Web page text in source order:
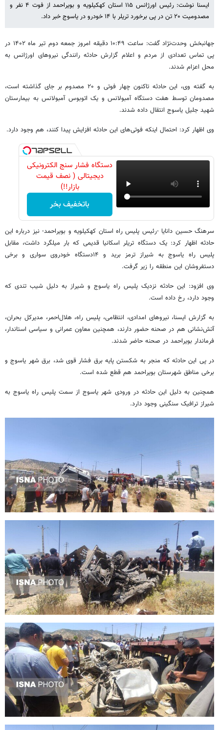
ایسنا نوشت: رئیس اورژانس ۱۱۵ استان کهکیلویه و بویراحمد از فوت ۴ نفر و
مصدومیت ۲۰ تن در پی برخورد تریلر با ۱۴ خودرو در یاسوج خبر داد.
جهانبخش وحدت‌نژاد گفت: ساعت ۱۰:۴۹ دقیقه امروز جمعه دوم تیر ماه ۱۴۰۲ در
پی تماس تعدادی از مردم و اعلام گزارش حادثه رانندگی نیروهای اورژانس به
محل اعزام شدند.
به گفته وی، این حادثه تاکنون چهار فوتی و ۲۰ مصدوم بر جای گذاشته است،
مصدومان توسط هفت دستگاه آمبولانس و یک اتوبوس آمبولانس به بیمارستان
شهید جلیل یاسوج انتقال داده شدند.
وی اظهار کرد: احتمال اینکه فوتی‌های این حادثه افزایش پیدا کنند، هم وجود دارد.
دستگاه فشار سنج الکترونیکی
دیجیتالی ( نصف قیمت
بازار!!)
باتخفیف بخر
سرهنگ حسین دانایا -رئیس پلیس راه استان کهکیلویه و بویراحمد- نیز درباره این
حادثه اظهار کرد: یک دستگاه تریلر اسکانیا قدیمی که بار میلگرد داشت، مقابل
پلیس راه یاسوج به شیراز ترمز برید و ۱۴دستگاه خودروی سواری و برخی
دستفروشان این منطقه را زیر گرفت.
وی افزود: این حادثه نزدیک پلیس راه یاسوج و شیراز به دلیل شیب تندی که
وجود دارد، رخ داده است.
به گزارش ایسنا، نیروهای امدادی، انتظامی، پلیس راه، هلال‌احمر، مدیرکل بحران،
آتش‌نشانی هم در صحنه حضور دارند، همچنین معاون عمرانی و سیاسی استاندار،
فرماندار بویراحمد در صحنه حاضر شدند.
در پی این حادثه که منجر به شکستن پایه برق فشار قوی شد، برق شهر یاسوج و
برخی مناطق شهرستان بویراحمد هم قطع شده است.
همچنین به دلیل این حادثه در ورودی شهر یاسوج از سمت پلیس راه یاسوج به
شیراز ترافیک سنگینی وجود دارد.